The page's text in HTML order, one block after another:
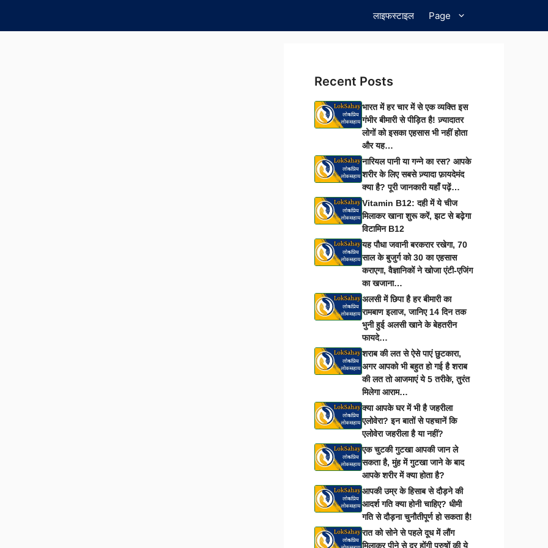
लाइफस्टाइल Page
Recent Posts
भारत में हर चार में से एक व्यक्ति इस
गंभीर बीमारी से पीड़ित है! ज़्यादातर
लोगों को इसका एहसास भी नहीं होता
और यह…
नारियल पानी या गन्ने का रस? आपके
शरीर के लिए सबसे ज़्यादा फ़ायदेमंद
क्या है? पूरी जानकारी यहाँ पढ़ें…
Vitamin B12: दही में ये चीज
मिलाकर खाना शुरू करें, झट से बढ़ेगा
विटामिन B12
यह पौधा जवानी बरकरार रखेगा, 70
साल के बुजुर्ग को 30 का एहसास
कराएगा, वैज्ञानिकों ने खोजा एंटी-एजिंग
का खजाना…
अलसी में छिपा है हर बीमारी का
रामबाण इलाज, जानिए 14 दिन तक
भुनी हुई अलसी खाने के बेहतरीन
फायदे…
शराब की लत से ऐसे पाएं छुटकारा,
अगर आपको भी बहुत हो गई है शराब
की लत तो आजमाएं ये 5 तरीके, तुरंत
मिलेगा आराम…
क्या आपके घर में भी है जहरीला
एलोवेरा? इन बातों से पहचानें कि
एलोवेरा जहरीला है या नहीं?
एक चुटकी गुटखा आपकी जान ले
सकता है, मुंह में गुटखा जाने के बाद
आपके शरीर में क्या होता है?
आपकी उम्र के हिसाब से दौड़ने की
आदर्श गति क्या होनी चाहिए? धीमी
गति से दौड़ना चुनौतीपूर्ण हो सकता है!
रात को सोने से पहले दूध में लौंग
मिलाकर पीने से दूर होंगी पुरुषों की ये